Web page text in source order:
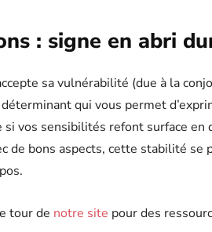
: signe en abri
sa vulnérabilité (due à la
qui vous permet
vos sensibilités refont surface
de bons aspects, cette stabilité
tour de notre site pour des